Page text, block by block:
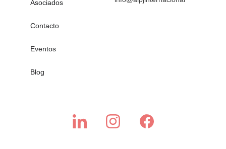
Asociados
Contacto
Eventos
Blog